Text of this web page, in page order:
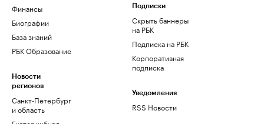
Финансы
Биографии
База знаний
РБК Образование
Новости
регионов
Санкт-Петербург
и область
Подписки
Скрыть баннеры
на РБК
Подписка на РБК
Корпоративная
подписка
Уведомления
RSS Новости